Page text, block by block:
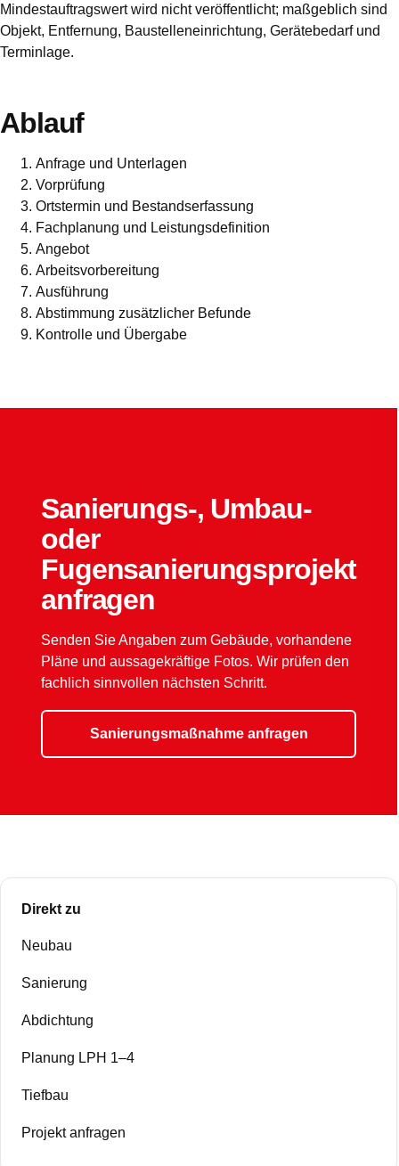
Mindestauftragswert wird nicht veröffentlicht; maßgeblich sind
Objekt, Entfernung, Baustelleneinrichtung, Gerätebedarf und
Terminlage.
Ablauf
Anfrage und Unterlagen
Vorprüfung
Ortstermin und Bestandserfassung
Fachplanung und Leistungsdefinition
Angebot
Arbeitsvorbereitung
Ausführung
Abstimmung zusätzlicher Befunde
Kontrolle und Übergabe
Sanierungs-, Umbau-
oder
Fugensanierungsprojekt
anfragen
Senden Sie Angaben zum Gebäude, vorhandene
Pläne und aussagekräftige Fotos. Wir prüfen den
fachlich sinnvollen nächsten Schritt.
Sanierungsmaßnahme anfragen
Direkt zu
Neubau
Sanierung
Abdichtung
Planung LPH 1–4
Tiefbau
Projekt anfragen